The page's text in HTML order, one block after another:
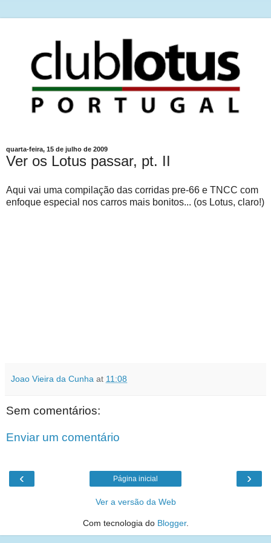
quarta-feira, 15 de julho de 2009
Ver os Lotus passar, pt. II
Aqui vai uma compilação das corridas pre-66 e TNCC com
enfoque especial nos carros mais bonitos... (os Lotus, claro!)
Joao Vieira da Cunha at 11:08
Sem comentários:
Enviar um comentário
‹ ›
Página inicial
Ver a versão da Web
Com tecnologia do Blogger.